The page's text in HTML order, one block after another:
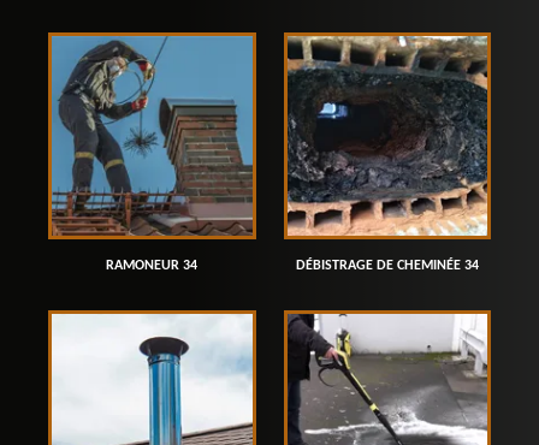
RAMONEUR 34 DÉBISTRAGE DE CHEMINÉE 34